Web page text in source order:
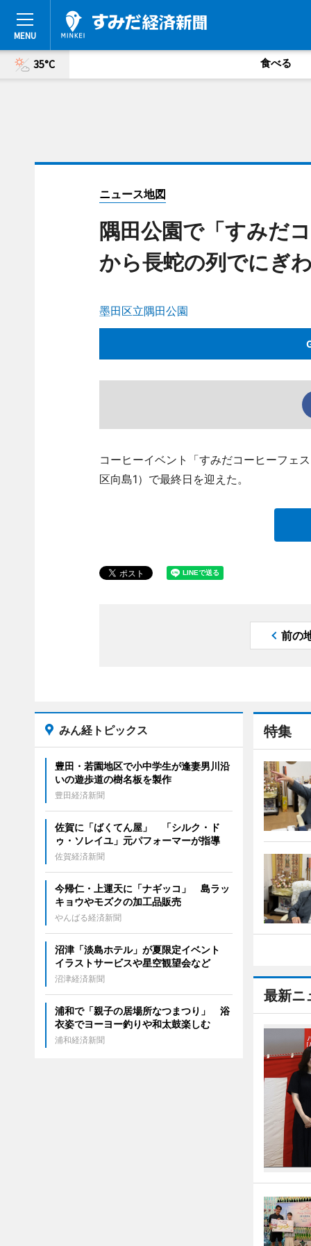
35°C 食べる
ニュース地図
隅田公園で「すみだ
から長蛇の列でにぎ
墨田区立隅田公園
コーヒーイベント「すみだコーヒーフェ
区向島1）で最終日を迎えた。
前の
特集
最新ニ
みん経トピックス
豊田・若園地区で小中学生が逢妻男川沿
いの遊歩道の樹名板を製作
豊田経済新聞
佐賀に「ばくてん屋」 「シルク・ド
ゥ・ソレイユ」元パフォーマーが指導
佐賀経済新聞
今帰仁・上運天に「ナギッコ」 島ラッ
キョウやモズクの加工品販売
やんばる経済新聞
沼津「淡島ホテル」が夏限定イベント
イラストサービスや星空観望会など
沼津経済新聞
浦和で「親子の居場所なつまつり」 浴
衣姿でヨーヨー釣りや和太鼓楽しむ
浦和経済新聞